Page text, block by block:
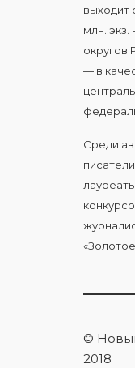
выходит
млн.
округов
— в
Среди
©
2018